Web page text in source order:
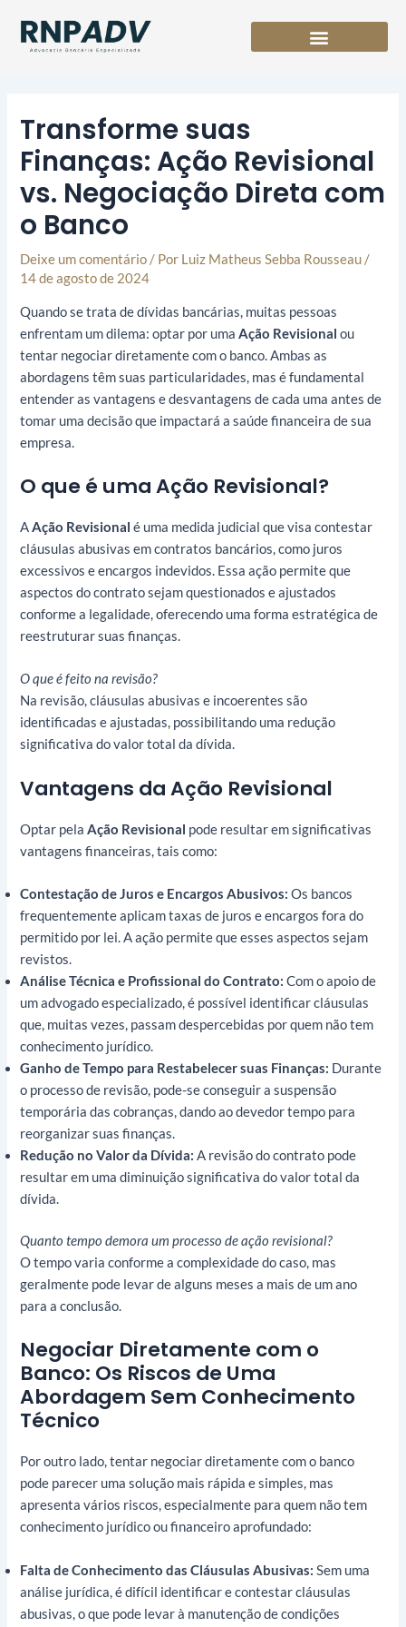
Transforme suas
Finanças: Ação Revisional
vs. Negociação Direta com
o Banco
Deixe um comentário / Por Luiz Matheus Sebba Rousseau /
14 de agosto de 2024
Quando se trata de dívidas bancárias, muitas pessoas
enfrentam um dilema: optar por umaAção Revisional ou
tentar negociar diretamente com o banco. Ambas as
abordagens têm suas particularidades, mas é fundamental
entender as vantagens e desvantagens de cada uma antes de
tomar uma decisão que impactará a saúde financeira de sua
empresa.
O que é uma Ação Revisional?
AAção Revisional é uma medida judicial que visa contestar
cláusulas abusivas em contratos bancários, como juros
excessivos e encargos indevidos. Essa ação permite que
aspectos do contrato sejam questionados e ajustados
conforme a legalidade, oferecendo uma forma estratégica de
reestruturar suas finanças.
O que é feito na revisão?
Na revisão, cláusulas abusivas e incoerentes são
identificadas e ajustadas, possibilitando uma redução
significativa do valor total da dívida.
Vantagens da Ação Revisional
Optar pelaAção Revisional pode resultar em significativas
vantagens financeiras, tais como:
Contestação de Juros e Encargos Abusivos: Os bancos
frequentemente aplicam taxas de juros e encargos fora do
permitido por lei. A ação permite que esses aspectos sejam
revistos.
Análise Técnica e Profissional do Contrato: Com o apoio de
um advogado especializado, é possível identificar cláusulas
que, muitas vezes, passam despercebidas por quem não tem
conhecimento jurídico.
Ganho de Tempo para Restabelecer suas Finanças: Durante
o processo de revisão, pode-se conseguir a suspensão
temporária das cobranças, dando ao devedor tempo para
reorganizar suas finanças.
Redução no Valor da Dívida: A revisão do contrato pode
resultar em uma diminuição significativa do valor total da
dívida.
Quanto tempo demora um processo de ação revisional?
O tempo varia conforme a complexidade do caso, mas
geralmente pode levar de alguns meses a mais de um ano
para a conclusão.
Negociar Diretamente com o
Banco: Os Riscos de Uma
Abordagem Sem Conhecimento
Técnico
Por outro lado, tentar negociar diretamente com o banco
pode parecer uma solução mais rápida e simples, mas
apresenta vários riscos, especialmente para quem não tem
conhecimento jurídico ou financeiro aprofundado:
Falta de Conhecimento das Cláusulas Abusivas: Sem uma
análise jurídica, é difícil identificar e contestar cláusulas
abusivas, o que pode levar à manutenção de condições